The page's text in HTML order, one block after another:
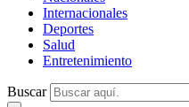
Internacionales
Deportes
Salud
Entretenimiento
Buscar